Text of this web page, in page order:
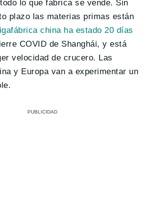
lo que fabrica se vende. Sin
plazo las materias primas están
china ha estado 20 días
COVID de Shanghái, y está
velocidad de crucero. Las
y Europa van a experimentar un